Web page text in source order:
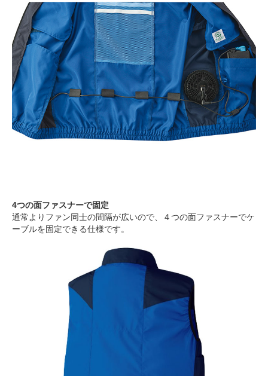
4つの面ファスナーで固定
通常よりファン同士の間隔が広いので、４つの面ファスナーでケ
ーブルを固定できる仕様です。